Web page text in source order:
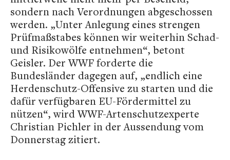
sondern nach Verordnungen abgeschossen
werden. „Unter Anlegung eines strengen
Prüfmaßstabes können wir weiterhin Schad-
und Risikowölfe entnehmen“, betont
Geisler. Der WWF forderte die
Bundesländer dagegen auf, „endlich eine
Herdenschutz-Offensive zu starten und die
dafür verfügbaren EU-Fördermittel zu
nützen“, wird WWF-Artenschutzexperte
Christian Pichler in der Aussendung vom
Donnerstag zitiert.